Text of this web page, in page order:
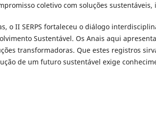
coletivo com soluções
o II SERPS fortaleceu o diálogo
Sustentável. Os Anais aqui
transformadoras. Que estes registros
de um futuro sustentável exige